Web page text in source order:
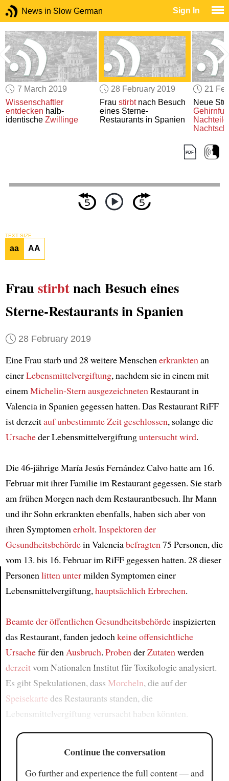
News in Slow German Sign In
7 March 2019
Wissenschaftler
entdecken halb-
identischeZwillinge
28 February 2019
Frau stirbtnach Besuch
eines Sterne-
Restaurants in Spanien
21
Neue
Nachteile
Article
TEXT SIZE
aa AA
Fraustirbtnach Besuch eines
Sterne-Restaurants in Spanien
28 February 2019
Eine Frau starb und 28 weitere Menschenerkranktenan
einerLebensmittelvergiftung, nachdem sie in einem mit
einemMichelin-Stern ausgezeichnetenRestaurant in
Valencia in Spanien gegessen hatten. Das Restaurant RiFF
ist derzeitauf unbestimmte Zeit geschlossen, solange die
Ursacheder Lebensmittelvergiftunguntersucht wird.
Die 46-jährige María Jesús Fernández Calvo hatte am 16.
Februar mit ihrer Familie im Restaurant gegessen. Sie starb
am frühen Morgen nach dem Restaurantbesuch. Ihr Mann
und ihr Sohn erkrankten ebenfalls, haben sich aber von
ihren Symptomenerholt. Inspektoren der
Gesundheitsbehördein Valenciabefragten75 Personen, die
vom 13. bis 16. Februar im RiFF gegessen hatten. 28 dieser
Personenlitten untermilden Symptomen einer
Lebensmittelvergiftung,hauptsächlich Erbrechen.
Beamte der öffentlichen Gesundheitsbehördeinspizierten
das Restaurant, fanden jedochkeine offensichtliche
Ursachefür denAusbruch. ProbenderZutatenwerden
derzeitvom Nationalen Institut für Toxikologie analysiert.
Es gibt Spekulationen, dass Morcheln, die auf der
Speisekarte des Restaurants standen, die
Lebensmittelvergiftung verursacht haben könnten.
Continue the conversation
Go further and experience the full content — and